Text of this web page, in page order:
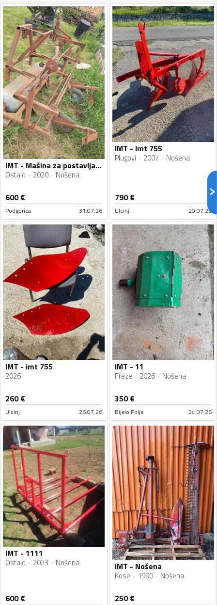
IMT - Mašina za postavljanje folije
Ostalo 2020 Nošena
600€
Podgorica 31.07.26
IMT - Imt 755
Plugovi 2007 Nošena
790€
Ulcinj 29.07.26
IMT - imt 755
2026
260€
Ulcinj 26.07.26
IMT - 11
Freze 2026 Nošena
350€
Bijelo Polje 24.07.26
IMT - 1111
Ostalo 2023 Nošena
600€
IMT - Nošena
Kose 1990 Nošena
250€